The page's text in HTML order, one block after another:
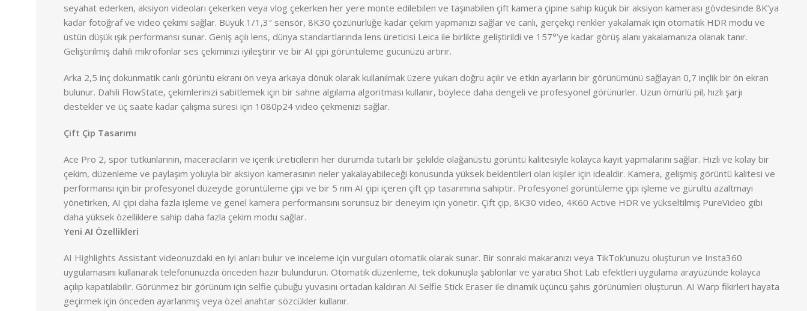
seyahat ederken, aksiyon videoları çekerken veya vlog çekerken her yere monte edilebilen ve taşınabilen çift kamera çipine sahip küçük bir aksiyon kamerası gövdesinde 8K’ya
kadar fotoğraf ve video çekimi sağlar. Büyük 1/1,3″ sensör, 8K30 çözünürlüğe kadar çekim yapmanızı sağlar ve canlı, gerçekçi renkler yakalamak için otomatik HDR modu ve
üstün düşük ışık performansı sunar. Geniş açılı lens, dünya standartlarında lens üreticisi Leica ile birlikte geliştirildi ve 157°’ye kadar görüş alanı yakalamanıza olanak tanır.
Geliştirilmiş dahili mikrofonlar ses çekiminizi iyileştirir ve bir AI çipi görüntüleme gücünüzü artırır.
Arka 2,5 inç dokunmatik canlı görüntü ekranı ön veya arkaya dönük olarak kullanılmak üzere yukarı doğru açılır ve etkin ayarların bir görünümünü sağlayan 0,7 inçlik bir ön ekran
bulunur. Dahili FlowState, çekimlerinizi sabitlemek için bir sahne algılama algoritması kullanır, böylece daha dengeli ve profesyonel görünürler. Uzun ömürlü pil, hızlı şarjı
destekler ve üç saate kadar çalışma süresi için 1080p24 video çekmenizi sağlar.
Çift Çip Tasarımı
Ace Pro 2, spor tutkunlarının, maceracıların ve içerik üreticilerin her durumda tutarlı bir şekilde olağanüstü görüntü kalitesiyle kolayca kayıt yapmalarını sağlar. Hızlı ve kolay bir
çekim, düzenleme ve paylaşım yoluyla bir aksiyon kamerasının neler yakalayabileceği konusunda yüksek beklentileri olan kişiler için idealdir. Kamera, gelişmiş görüntü kalitesi ve
performansı için bir profesyonel düzeyde görüntüleme çipi ve bir 5 nm AI çipi içeren çift çip tasarımına sahiptir. Profesyonel görüntüleme çipi işleme ve gürültü azaltmayı
yönetirken, AI çipi daha fazla işleme ve genel kamera performansını sorunsuz bir deneyim için yönetir. Çift çip, 8K30 video, 4K60 Active HDR ve yükseltilmiş PureVideo gibi
daha yüksek özelliklere sahip daha fazla çekim modu sağlar.
Yeni AI Özellikleri
AI Highlights Assistant videonuzdaki en iyi anları bulur ve inceleme için vurguları otomatik olarak sunar. Bir sonraki makaranızı veya TikTok’unuzu oluşturun ve Insta360
uygulamasını kullanarak telefonunuzda önceden hazır bulundurun. Otomatik düzenleme, tek dokunuşla şablonlar ve yaratıcı Shot Lab efektleri uygulama arayüzünde kolayca
açılıp kapatılabilir. Görünmez bir görünüm için selfie çubuğu yuvasını ortadan kaldıran AI Selfie Stick Eraser ile dinamik üçüncü şahıs görünümleri oluşturun. AI Warp fikirleri hayata
geçirmek için önceden ayarlanmış veya özel anahtar sözcükler kullanır.